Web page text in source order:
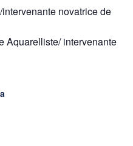
novatrice de
Aquarelliste/ intervenante